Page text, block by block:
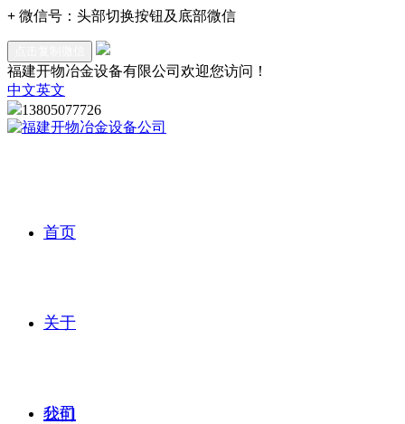
+ 微信号： 头部切换按钮及底部微信
福建开物冶金设备有限公司欢迎您访问！
中文英文
13805077726
首页
关于
我们
公司